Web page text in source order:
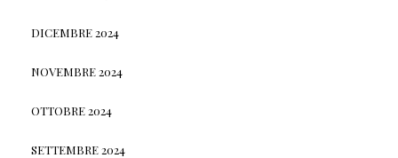
DICEMBRE 2024
NOVEMBRE 2024
OTTOBRE 2024
SETTEMBRE 2024